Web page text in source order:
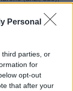
Personal
third parties, or
for
opt-out
that after your
il biglietto con il